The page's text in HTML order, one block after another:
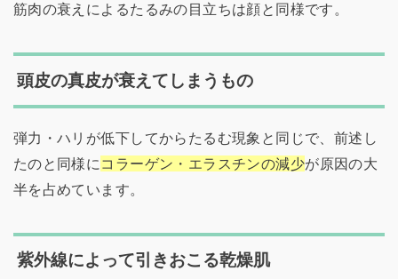
筋肉の衰えによるたるみの目立ちは顔と同様です。
頭皮の真皮が衰えてしまうもの
弾力・ハリが低下してからたるむ現象と同じで、前述し
たのと同様に コラーゲン・エラスチンの減少が原因の大
半を占めています。
紫外線によって引きおこる乾燥肌